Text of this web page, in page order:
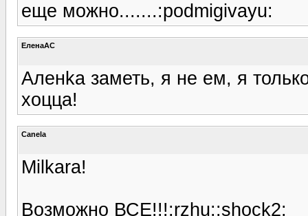
еще можно.......:podmigivayu:
ЕленаАС
Аленka заметь, я не ем, я
хоцца!
Canela
Milkara!
Возможно ВСЕ!!!:rzhu::shock2: